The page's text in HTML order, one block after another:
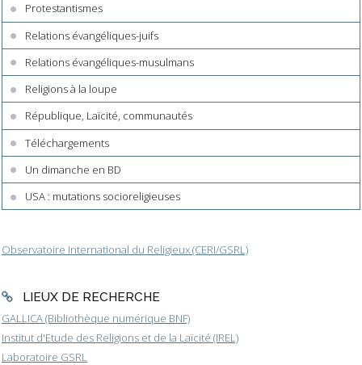
Protestantismes
Relations évangéliques-juifs
Relations évangéliques-musulmans
Religions à la loupe
République, Laïcité, communautés
Téléchargements
Un dimanche en BD
USA : mutations socioreligieuses
Observatoire International du Religieux (CERI/GSRL)
LIEUX DE RECHERCHE
GALLICA (Bibliothèque numérique BNF)
Institut d'Etude des Religions et de la Laïcité (IREL)
Laboratoire GSRL